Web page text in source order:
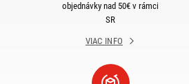
objednávky nad 50€ v rámci
SR
VIAC INFO